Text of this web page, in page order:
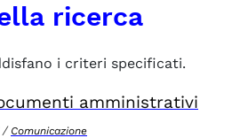
ricerca
i criteri specificati.
amministrativi
/ Comunicazione